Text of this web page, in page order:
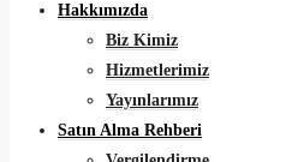
Hakkımızda
Biz Kimiz
Hizmetlerimiz
Yayınlarımız
Satın Alma Rehberi